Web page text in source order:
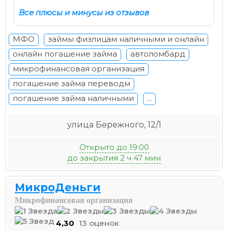
Все плюсы и минусы из отзывов
МФО
займы физлицам наличными и онлайн
онлайн погашение займа
автоломбард
микрофинансовая организация
погашение займа переводм
погашение займа наличными
...
улица Бережного, 12/1
Открыто до 19:00
до закрытия 2 ч 47 мин
МикроДеньги
Микрофинансовая организация
4,30 13 оценок